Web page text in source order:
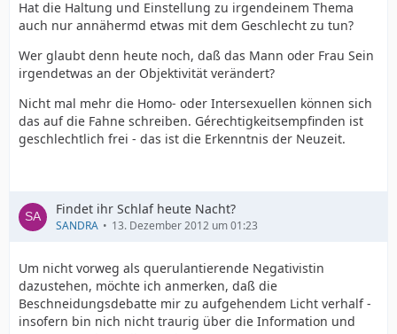
Hat die Haltung und Einstellung zu irgendeinem Thema
auch nur annähermd etwas mit dem Geschlecht zu tun?
Wer glaubt denn heute noch, daß das Mann oder Frau Sein
irgendetwas an der Objektivität verändert?
Nicht mal mehr die Homo- oder Intersexuellen können sich
das auf die Fahne schreiben. Gérechtigkeitsempfinden ist
geschlechtlich frei - das ist die Erkenntnis der Neuzeit.
Findet ihr Schlaf heute Nacht?
SANDRA 13. Dezember 2012 um 01:23
Um nicht vorweg als querulantierende Negativistin
dazustehen, möchte ich anmerken, daß die
Beschneidungsdebatte mir zu aufgehendem Licht verhalf -
insofern bin nich nicht traurig über die Information und